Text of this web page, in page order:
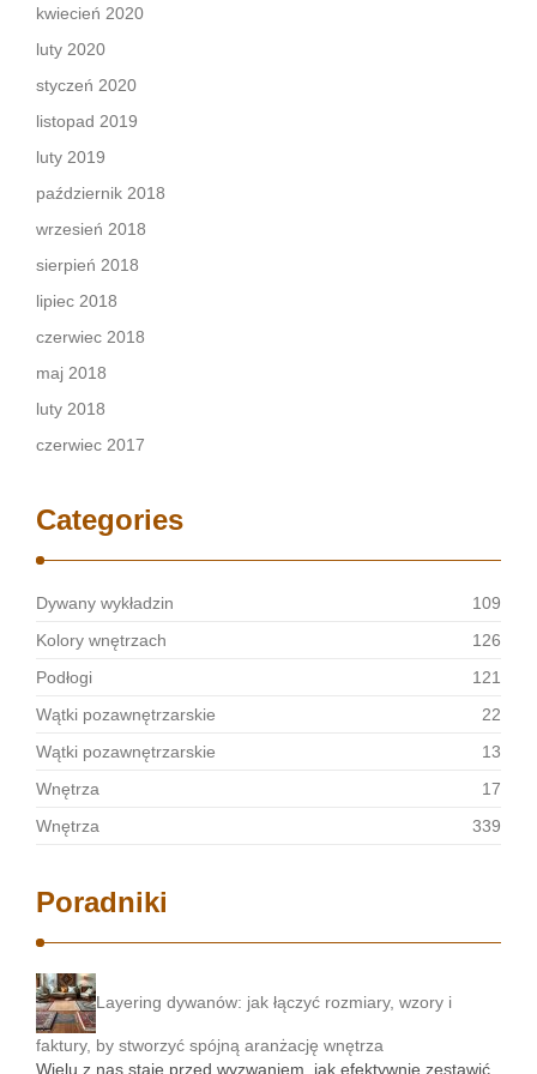
kwiecień 2020
luty 2020
styczeń 2020
listopad 2019
luty 2019
październik 2018
wrzesień 2018
sierpień 2018
lipiec 2018
czerwiec 2018
maj 2018
luty 2018
czerwiec 2017
Categories
Dywany wykładzin
109
Kolory wnętrzach
126
Podłogi
121
Wątki pozawnętrzarskie
22
Wątki pozawnętrzarskie
13
Wnętrza
17
Wnętrza
339
Poradniki
Layering dywanów: jak łączyć rozmiary, wzory i
faktury, by stworzyć spójną aranżację wnętrza
Wielu z nas staje przed wyzwaniem, jak efektywnie zestawić